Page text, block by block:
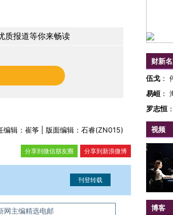
质报道等你来畅读
编辑：崔筝 | 版面编辑：石睿(ZN015)
分享到新浪微博
分享到微信朋友圈
网主编精选电邮
财新
伍戈 ：
易峘 ：
罗志恒 ：
视频
博客